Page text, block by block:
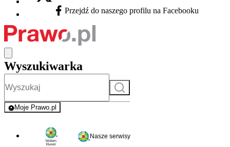
Facebook - otwiera się w nowej karcie
Przejdź do naszego profilu na Facebooku
Wyszukiwarka
Szukaj
Moje Prawo.pl
- rejestracja i logowanie do serwisu
Nasze serwisy